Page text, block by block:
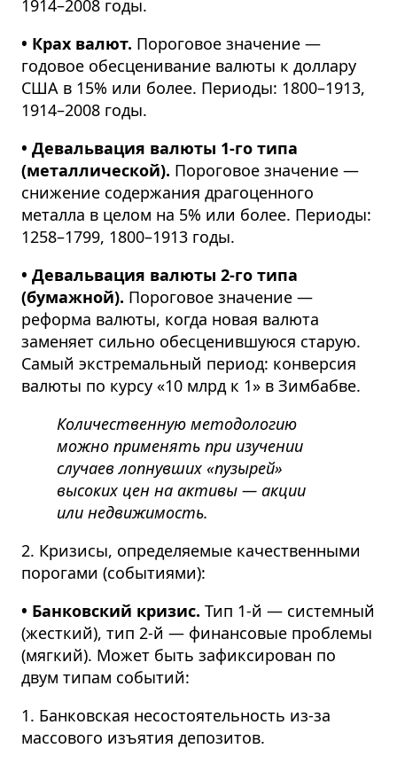
1914–2008 годы.
• Крах валют. Пороговое значение —
годовое обесценивание валюты к доллару
США в 15% или более. Периоды: 1800–1913,
1914–2008 годы.
• Девальвация валюты 1-го типа
(металлической). Пороговое значение —
снижение содержания драгоценного
металла в целом на 5% или более. Периоды:
1258–1799, 1800–1913 годы.
• Девальвация валюты 2-го типа
(бумажной). Пороговое значение —
реформа валюты, когда новая валюта
заменяет сильно обесценившуюся старую.
Самый экстремальный период: конверсия
валюты по курсу «10 млрд к 1» в Зимбабве.
Количественную методологию
можно применять при изучении
случаев лопнувших «пузырей»
высоких цен на активы — акции
или недвижимость.
2. Кризисы, определяемые качественными
порогами (событиями):
• Банковский кризис. Тип 1-й — системный
(жесткий), тип 2-й — финансовые проблемы
(мягкий). Может быть зафиксирован по
двум типам событий:
1. Банковская несостоятельность из-за
массового изъятия депозитов.